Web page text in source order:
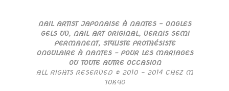
NAIL ARTIST JAPONAISE À NANTES – ONGLES
GELS UV, NAIL ART ORIGINAL, VERNIS SEMI
PERMANENT, STYLISTE PROTHÉSISTE
ONGULAIRE À NANTES – POUR LES MARIAGES
OU TOUTE AUTRE OCCASION
ALL RIGHTS RESERVED © 2010 – 2014 CHEZ M
TOKYO